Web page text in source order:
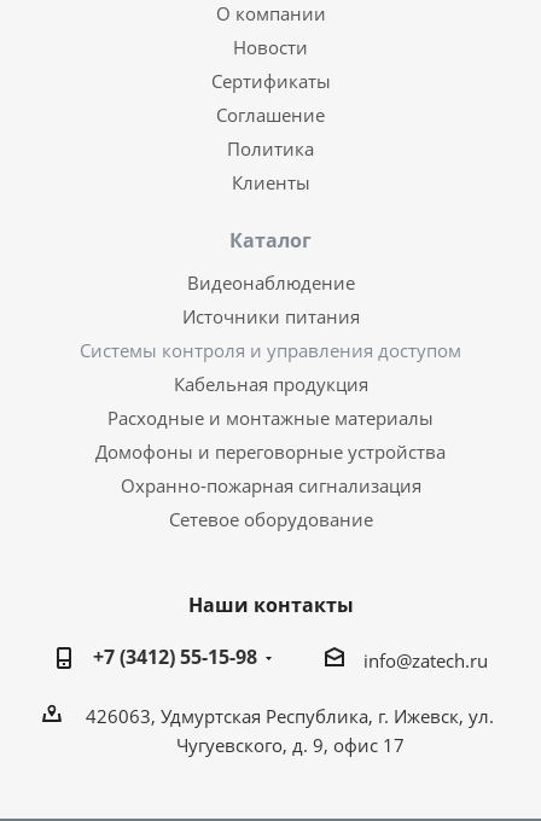
О компании
Новости
Сертификаты
Соглашение
Политика
Клиенты
Каталог
Видеонаблюдение
Источники питания
Системы контроля и управления доступом
Кабельная продукция
Расходные и монтажные материалы
Домофоны и переговорные устройства
Охранно-пожарная сигнализация
Сетевое оборудование
Наши контакты
+7 (3412) 55-15-98
info@zatech.ru
426063, Удмуртская Республика, г. Ижевск, ул.
Чугуевского, д. 9, офис 17